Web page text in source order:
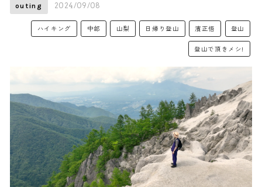
outing 2024/09/08
ハイキング 中部 山梨 日帰り登山 濱正悟 登山
登山で頂きメシ!